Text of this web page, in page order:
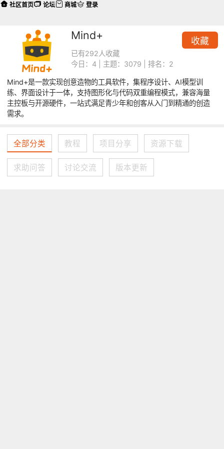
收藏
Mind+
已有292人收藏
今日：4 | 主题：3079 | 排名：2
Mind+是一款实现创意造物的工具软件，集程序设计、AI模型训
练、界面设计于一体，支持图形化与代码双重编程模式，兼容海量
主控板与开源硬件，一站式满足青少年和创客从入门到精通的创造
需求。
全部分类 教程 项目分享 资源下载
求助问答 讨论交流 版本更新
社区首页 论坛 商城 登录